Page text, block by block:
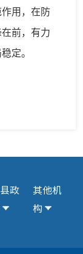
用，在防
前，有力
定。
政
其他机
构